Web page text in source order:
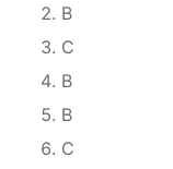
B
C
B
B
C